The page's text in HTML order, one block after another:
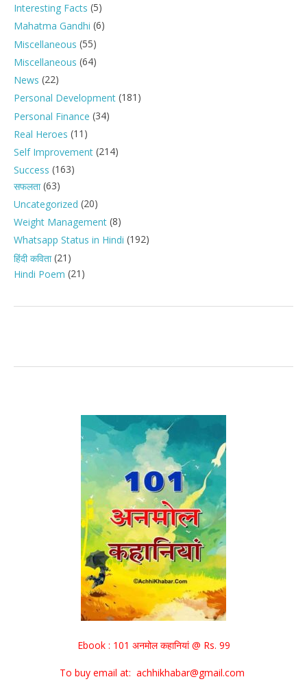
Interesting Facts (5)
Mahatma Gandhi (6)
Miscellaneous (55)
Miscellaneous (64)
News (22)
Personal Development (181)
Personal Finance (34)
Real Heroes (11)
Self Improvement (214)
Success (163)
सफलता(63)
Uncategorized (20)
Weight Management (8)
Whatsapp Status in Hindi (192)
हिंदी कविता(21)
Hindi Poem (21)
Ebook : 101 अनमोल कहानियां @ Rs. 99
To buy email at: achhikhabar@gmail.com